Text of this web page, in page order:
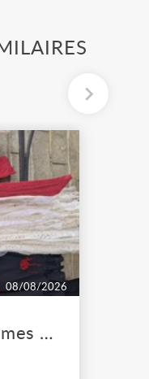
08/08/2026
Lot de 80 costumes de scène pro